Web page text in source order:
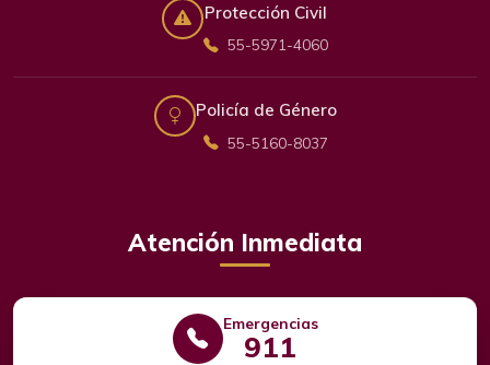
Protección Civil
55-5971-4060
Policía de Género
55-5160-8037
Atención Inmediata
Emergencias
911